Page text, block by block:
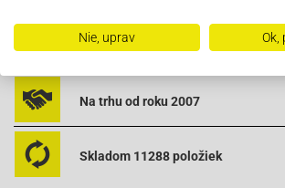
Benzhou-Formula 2000 (YY50QT-6A)
Benzhou-Formula One (YY50QT-6)
Flex Tech-Sprint-12 50 (SK50QT-B)
Huatian-HT50QT-10
Huatian-HT50QT-16
Huatian-HT50QT-22
Huatian-HT50QT-25
Pri objednaní do 12:00 tovar zajtra
Na trhu od roku 2007
Skladom 11288 položiek
Nie, uprav Ok,